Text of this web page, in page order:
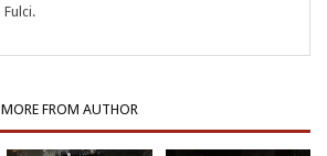
Fulci.
MORE FROM AUTHOR